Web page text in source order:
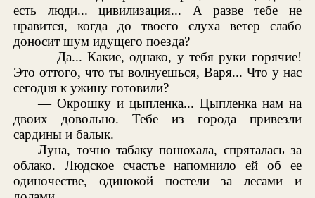
есть люди... цивилизация... А разве тебе не
нравится, когда до твоего слуха ветер слабо
доносит шум идущего поезда?
— Да... Какие, однако, у тебя руки горячие!
Это оттого, что ты волнуешься, Варя... Что у нас
сегодня к ужину готовили?
— Окрошку и цыпленка... Цыпленка нам на
двоих довольно. Тебе из города привезли
сардины и балык.
Луна, точно табаку понюхала, спряталась за
облако. Людское счастье напомнило ей об ее
одиночестве, одинокой постели за лесами и